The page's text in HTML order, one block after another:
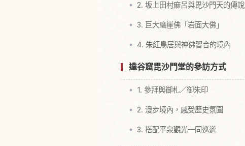
2. 坂上田村麻呂與毘沙門天的傳說
3. 巨大磨崖佛「岩面大佛」
4. 朱紅鳥居與神佛習合的境內
達谷窟毘沙門堂的參訪方式
1. 參拜與御札／御朱印
2. 漫步境內，感受歷史氛圍
3. 搭配平泉觀光一同巡遊